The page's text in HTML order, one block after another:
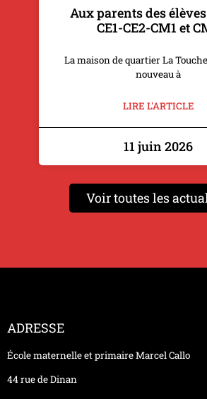
Aux parents des élèves
CE1-CE2-CM1 et
La maison de quartier La
nouveau à
LIRE L'ARTICLE
11 juin 2026
Voir toutes les
ADRESSE
École maternelle et primaire Marcel Callo
44 rue de Dinan